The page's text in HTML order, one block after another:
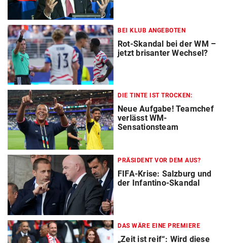
BEI KLUB ANGEBOTEN
Rot-Skandal bei der WM –
jetzt brisanter Wechsel?
DIE TINTE IST TROCKEN:
Neue Aufgabe! Teamchef
verlässt WM-
Sensationsteam
PRÄSIDENT VOR DEM AUS?
FIFA-Krise: Salzburg und
der Infantino-Skandal
DAS WÄRE EINE PREMIERE
„Zeit ist reif“: Wird diese